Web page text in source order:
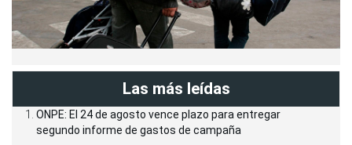
Las más leídas
ONPE: El 24 de agosto vence plazo para entregar
segundo informe de gastos de campaña